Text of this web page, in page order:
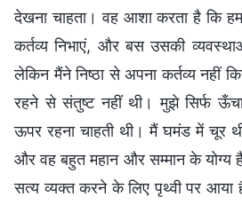
देखना चाहता। वह आशा करता है कि
कर्तव्य निभाएं, और बस उसकी
लेकिन मैंने निष्ठा से अपना कर्तव्य नहीं
रहने से संतुष्ट नहीं थी। मुझे सिर्फ
ऊपर रहना चाहती थी। मैं घमंड में चूर
और वह बहुत महान और सम्मान के योग्य
सत्य व्यक्त करने के लिए पृथ्वी पर आया